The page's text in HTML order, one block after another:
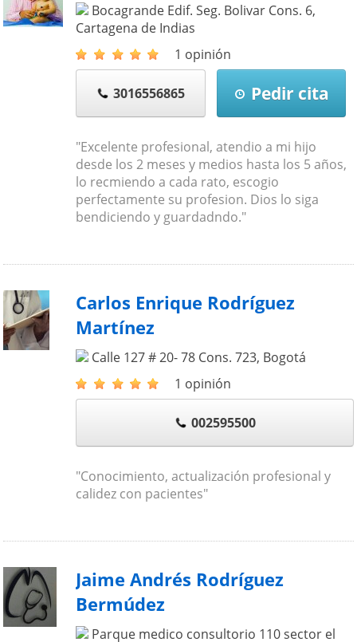
Bocagrande Edif. Seg. Bolivar Cons. 6,
Cartagena de Indias
1 opinión
3016556865 Pedir cita
"Excelente profesional, atendio a mi hijo
desde los 2 meses y medios hasta los 5 años,
lo recmiendo a cada rato, escogio
perfectamente su profesion. Dios lo siga
bendiciendo y guardadndo."
Carlos Enrique Rodríguez
Martínez
Calle 127 # 20- 78 Cons. 723, Bogotá
1 opinión
002595500
"Conocimiento, actualización profesional y
calidez con pacientes"
Jaime Andrés Rodríguez
Bermúdez
Parque medico consultorio 110 sector el